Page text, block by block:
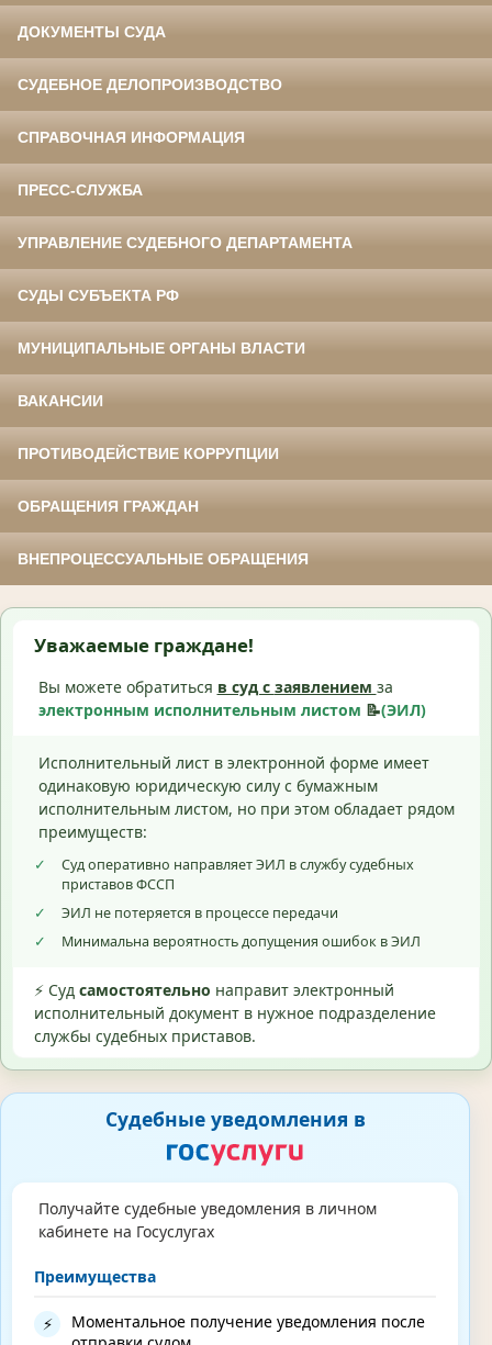
ДОКУМЕНТЫ СУДА
СУДЕБНОЕ ДЕЛОПРОИЗВОДСТВО
СПРАВОЧНАЯ ИНФОРМАЦИЯ
ПРЕСС-СЛУЖБА
УПРАВЛЕНИЕ СУДЕБНОГО ДЕПАРТАМЕНТА
СУДЫ СУБЪЕКТА РФ
МУНИЦИПАЛЬНЫЕ ОРГАНЫ ВЛАСТИ
ВАКАНСИИ
ПРОТИВОДЕЙСТВИЕ КОРРУПЦИИ
ОБРАЩЕНИЯ ГРАЖДАН
ВНЕПРОЦЕССУАЛЬНЫЕ ОБРАЩЕНИЯ
Уважаемые граждане!
Вы можете обратиться в суд с заявлением за
электронным исполнительным листом 📝(ЭИЛ)
Исполнительный лист в электронной форме имеет
одинаковую юридическую силу с бумажным
исполнительным листом, но при этом обладает рядом
преимуществ:
✓
Суд оперативно направляет ЭИЛ в службу судебных
приставов ФССП
✓
ЭИЛ не потеряется в процессе передачи
✓
Минимальна вероятность допущения ошибок в ЭИЛ
⚡ Суд самостоятельно направит электронный
исполнительный документ в нужное подразделение
службы судебных приставов.
Судебные уведомления в
Получайте судебные уведомления в личном
кабинете на Госуслугах
Преимущества
⚡
Моментальное получение уведомления после